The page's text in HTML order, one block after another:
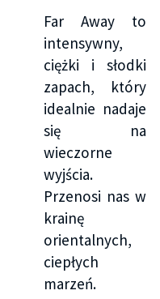
Far Away to
intensywny,
ciężki i słodki
zapach, który
idealnie nadaje
się na
wieczorne
wyjścia.
Przenosi nas w
krainę
orientalnych,
ciepłych
marzeń.